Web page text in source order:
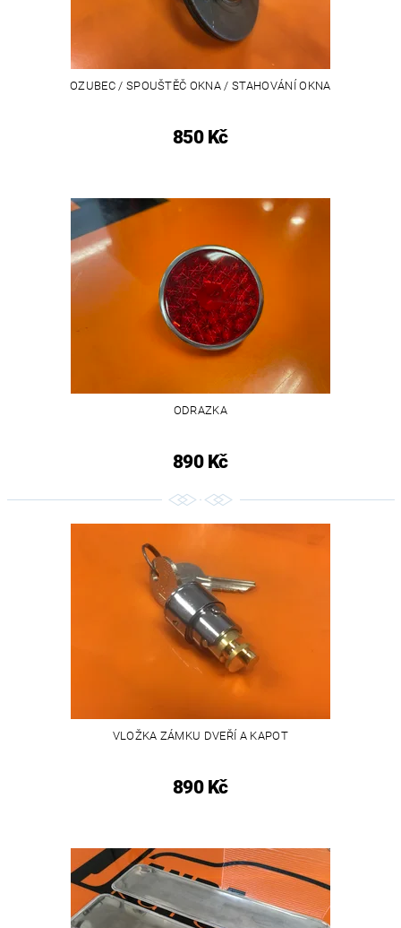
OZUBEC / SPOUŠTĚČ OKNA / STAHOVÁNÍ OKNA
850 Kč
ODRAZKA
890 Kč
VLOŽKA ZÁMKU DVEŘÍ A KAPOT
890 Kč